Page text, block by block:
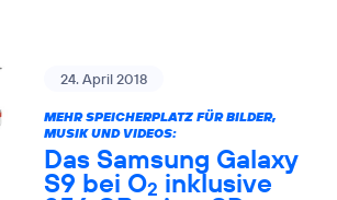
24. April 2018
MEHR SPEICHERPLATZ FÜR BILDER,
MUSIK UND VIDEOS:
Das Samsung Galaxy
S9 bei O2 inklusive